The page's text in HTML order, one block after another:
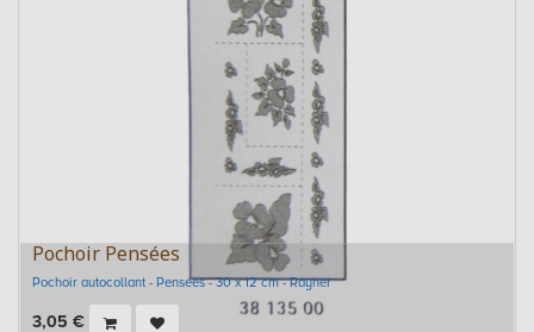
Pochoir Pensées
Pochoir autocollant - Pensées - 30 x 12 cm - Rayher
3,05 €